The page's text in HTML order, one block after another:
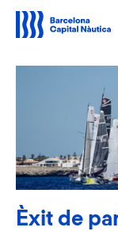
contingut
Èxit de